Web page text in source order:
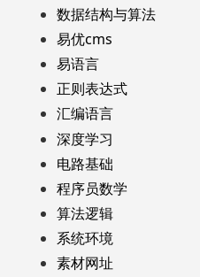
数据结构与算法
易优cms
易语言
正则表达式
汇编语言
深度学习
电路基础
程序员数学
算法逻辑
系统环境
素材网址